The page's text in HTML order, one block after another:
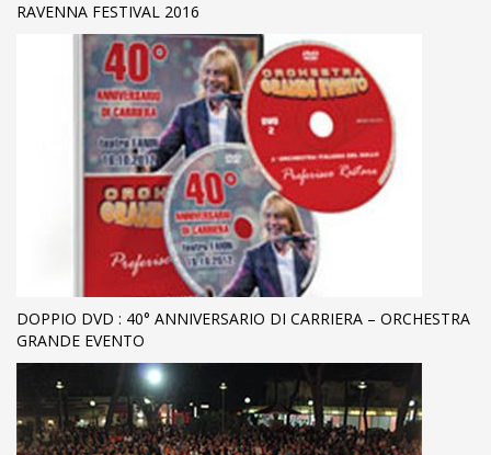
RAVENNA FESTIVAL 2016
DOPPIO DVD : 40° ANNIVERSARIO DI CARRIERA – ORCHESTRA
GRANDE EVENTO